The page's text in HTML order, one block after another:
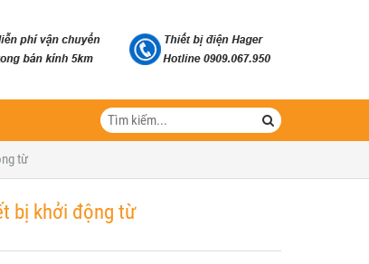
từ
bị khởi động từ